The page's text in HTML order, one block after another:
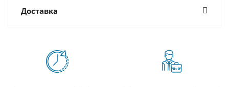
Доставка